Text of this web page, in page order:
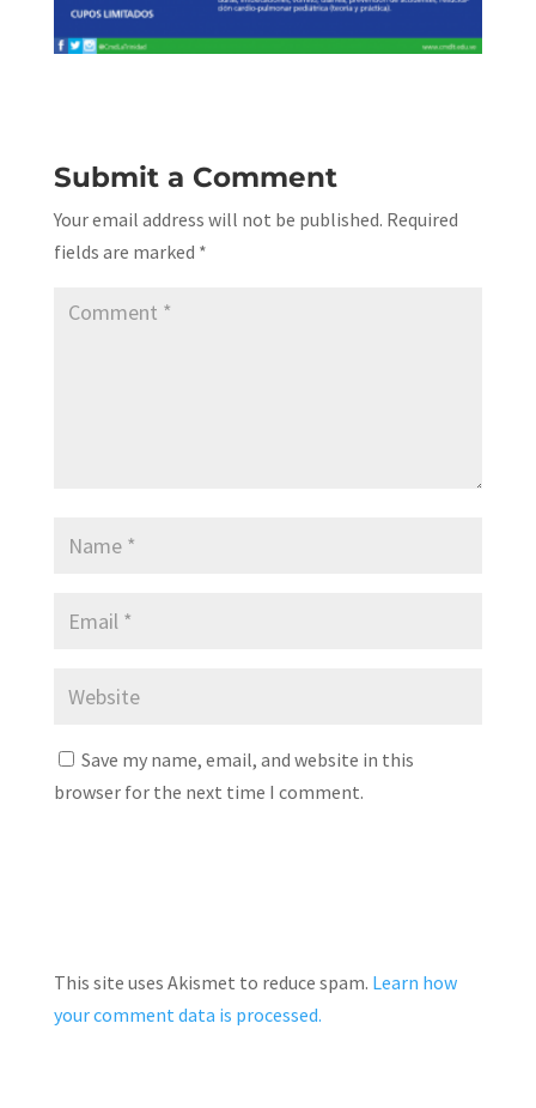
Submit a Comment
Your email address will not be published. Required
fields are marked *
Save my name, email, and website in this
browser for the next time I comment.
This site uses Akismet to reduce spam. Learn how
your comment data is processed.